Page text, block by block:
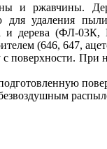
и ржавчины.
удаления
и дерева (ФЛ-
(646, 647,
поверхности. При